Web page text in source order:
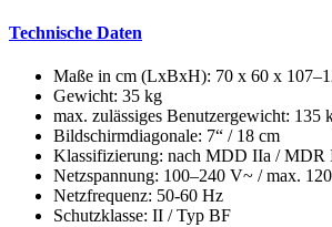
Technische Daten
Maße in cm (LxBxH): 70 x 60 x
Gewicht: 35 kg
max. zulässiges Benutzergewicht: 135
Bildschirmdiagonale: 7“ / 18 cm
Klassifizierung: nach MDD IIa / MDR
Netzspannung: 100–240 V~ / max.
Netzfrequenz: 50-60 Hz
Schutzklasse: II / Typ BF